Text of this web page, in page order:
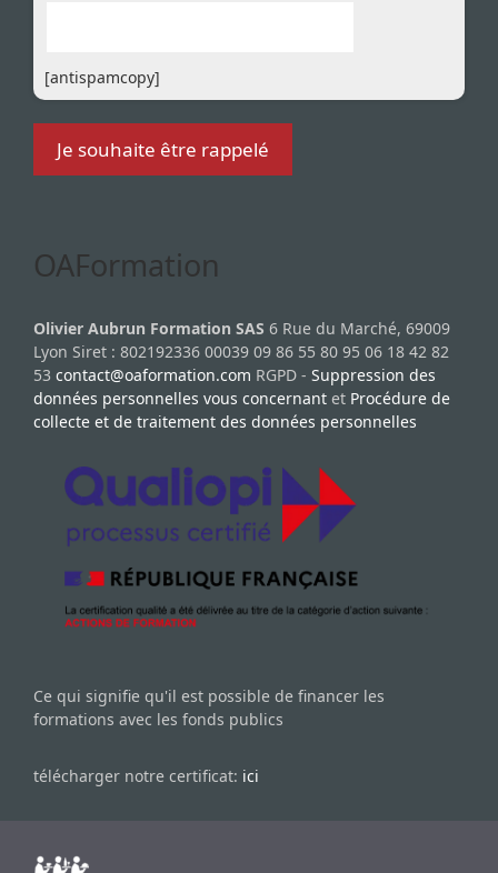
[antispamcopy]
OAFormation
Olivier Aubrun Formation SAS 6 Rue du Marché, 69009
Lyon Siret : 802192336 00039 09 86 55 80 95 06 18 42 82
53 contact@oaformation.com RGPD - Suppression des
données personnelles vous concernant et Procédure de
collecte et de traitement des données personnelles
Ce qui signifie qu'il est possible de financer les
formations avec les fonds publics
télécharger notre certificat: ici